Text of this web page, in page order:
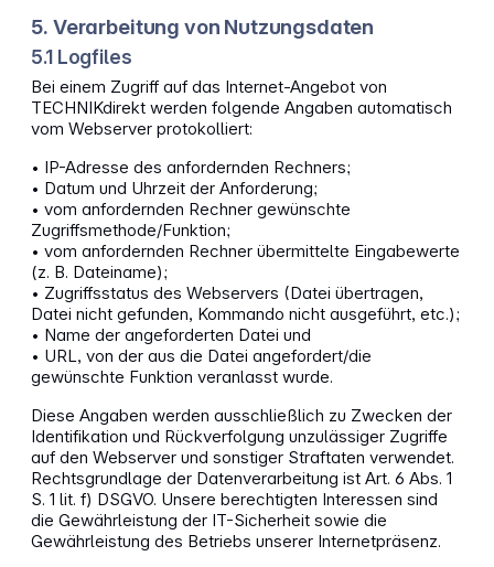
5. Verarbeitung von Nutzungsdaten
5.1 Logfiles
Bei einem Zugriff auf das Internet-Angebot von
TECHNIKdirekt werden folgende Angaben automatisch
vom Webserver protokolliert:
• IP-Adresse des anfordernden Rechners;
• Datum und Uhrzeit der Anforderung;
• vom anfordernden Rechner gewünschte
Zugriffsmethode/Funktion;
• vom anfordernden Rechner übermittelte Eingabewerte
(z. B. Dateiname);
• Zugriffsstatus des Webservers (Datei übertragen,
Datei nicht gefunden, Kommando nicht ausgeführt, etc.);
• Name der angeforderten Datei und
• URL, von der aus die Datei angefordert/die
gewünschte Funktion veranlasst wurde.
Diese Angaben werden ausschließlich zu Zwecken der
Identifikation und Rückverfolgung unzulässiger Zugriffe
auf den Webserver und sonstiger Straftaten verwendet.
Rechtsgrundlage der Datenverarbeitung ist Art. 6 Abs. 1
S. 1 lit. f) DSGVO. Unsere berechtigten Interessen sind
die Gewährleistung der IT-Sicherheit sowie die
Gewährleistung des Betriebs unserer Internetpräsenz.